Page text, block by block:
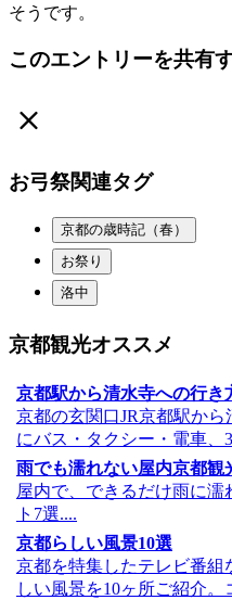
そうです。
このエントリーを共有
お弓祭関連タグ
京都の歳時記（春）
お祭り
洛中
京都観光オススメ
京都駅から清水寺への行き
京都の玄関口JR京都駅か
にバス・タクシー・電車、
雨でも濡れない屋内京都観
屋内で、できるだけ雨に
ト7選....
京都らしい風景10選
京都を特集したテレビ番組
しい風景を10ヶ所ご紹介